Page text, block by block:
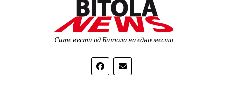
Сите вести од Битола на едно место